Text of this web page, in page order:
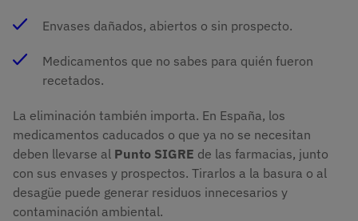
Envases dañados, abiertos o sin prospecto.
Medicamentos que no sabes para quién fueron
recetados.
La eliminación también importa. En España, los
medicamentos caducados o que ya no se necesitan
deben llevarse al Punto SIGRE de las farmacias, junto
con sus envases y prospectos. Tirarlos a la basura o al
desagüe puede generar residuos innecesarios y
contaminación ambiental.